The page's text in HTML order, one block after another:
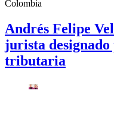
Colombia
Andrés Felipe
jurista
tributaria